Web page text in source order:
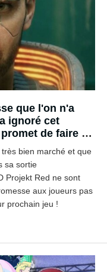
que l'on n'a
ignoré cet
de faire à
bien marché et que
sa sortie
Projekt Red ne sont
aux joueurs pas
prochain jeu !